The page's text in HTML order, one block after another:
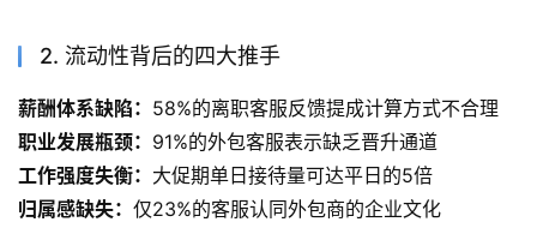
2. 流动性背后的四大推手
薪酬体系缺陷： 58%的离职客服反馈提成计算方式不合理
职业发展瓶颈： 91%的外包客服表示缺乏晋升通道
工作强度失衡： 大促期单日接待量可达平日的5倍
归属感缺失： 仅23%的客服认同外包商的企业文化